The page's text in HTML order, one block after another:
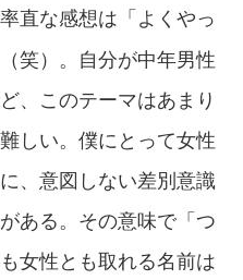
直な感想は「よくやっ
笑）。自分が中年男性
、このテーマはあまり
しい。僕にとって女性
、意図しない差別意識
ある。その意味で「つ
女性とも取れる名前は